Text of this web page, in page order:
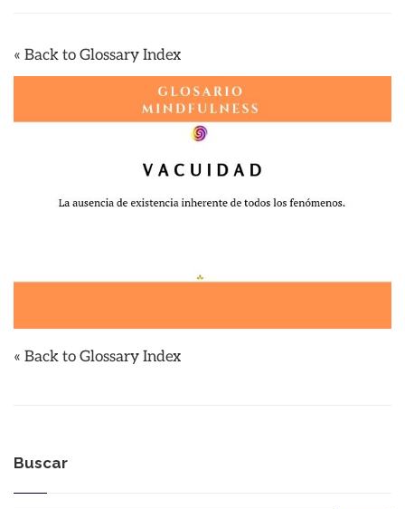
« Back to Glossary Index
« Back to Glossary Index
Buscar